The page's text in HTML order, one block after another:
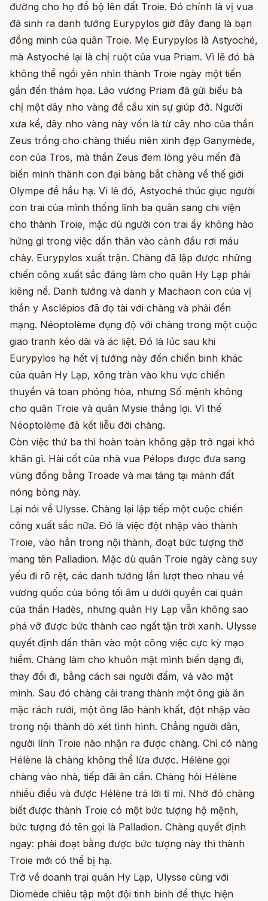
đường cho họ đổ bộ lên đất Troie. Đó chính là vị vua
đã sinh ra danh tướng Eurypylos giờ đây đang là bạn
đồng minh của quân Troie. Mẹ Eurypylos là Astyoché,
mà Astyoché lại là chị ruột của vua Priam. Vì lẽ đó bà
không thể ngồi yên nhìn thành Troie ngày một tiến
gần đến thảm họa. Lão vương Priam đã gửi biếu bà
chị một dây nho vàng để cầu xin sự giúp đỡ. Người
xưa kể, dây nho vàng này vốn là từ cây nho của thần
Zeus trồng cho chàng thiếu niên xinh đẹp Ganymède,
con của Tros, mà thần Zeus đem lòng yêu mến đã
biến mình thành con đại bàng bắt chàng về thế giới
Olympe để hầu hạ. Vì lẽ đó, Astyoché thúc giục người
con trai của mình thống lĩnh ba quân sang chi viện
cho thành Troie, mặc dù người con trai ấy không hào
hứng gì trong việc dấn thân vào cảnh đầu rơi máu
chảy. Eurypylos xuất trận. Chàng đã lập được những
chiến công xuất sắc đáng làm cho quân Hy Lạp phải
kiêng nể. Danh tướng và danh y Machaon con của vị
thần y Asclépios đã đọ tài với chàng và phải đền
mạng. Néoptolème đụng độ với chàng trong một cuộc
giao tranh kéo dài và ác liệt. Đó là lúc sau khi
Eurypylos hạ hết vị tướng này đến chiến binh khác
của quân Hy Lạp, xông tràn vào khu vực chiến
thuyền và toan phóng hỏa, nhưng Số mệnh không
cho quân Troie và quân Mysie thắng lợi. Vì thế
Néoptolème đã kết liễu đời chàng.
Còn việc thứ ba thì hoàn toàn không gặp trở ngại khó
khăn gì. Hài cốt của nhà vua Pélops được đưa sang
vùng đồng bằng Troade và mai táng tại mảnh đất
nóng bỏng này.
Lại nói về Ulysse. Chàng lại lập tiếp một cuộc chiến
công xuất sắc nữa. Đó là việc đột nhập vào thành
Troie, vào hẳn trong nội thành, đoạt bức tượng thờ
mang tên Palladion. Mặc dù quân Troie ngày càng suy
yếu đi rõ rệt, các danh tướng lần lượt theo nhau về
vương quốc của bóng tối âm u dưới quyền cai quản
của thần Hadès, nhưng quân Hy Lạp vẫn không sao
phá vỡ được bức thành cao ngất tận trời xanh. Ulysse
quyết định dấn thân vào một công việc cực kỳ mạo
hiểm. Chàng làm cho khuôn mặt mình biến dạng đi,
thay đổi đi, bằng cách sai người đấm, vả vào mặt
mình. Sau đó chàng cải trang thành một ông già ăn
mặc rách rưới, một ông lão hành khất, đột nhập vào
trong nội thành dò xét tình hình. Chẳng người dân,
người lính Troie nào nhận ra được chàng. Chỉ có nàng
Hélène là chàng không thể lừa được. Hélène gọi
chàng vào nhà, tiếp đãi ân cần. Chàng hỏi Hélène
nhiều điều và được Hélène trả lời tỉ mỉ. Nhờ đó chàng
biết được thành Troie có một bức tượng hộ mệnh,
bức tượng đó tên gọi là Palladion. Chàng quyết định
ngay: phải đoạt bằng được bức tượng này thì thành
Troie mới có thể bị hạ.
Trở về doanh trại quân Hy Lạp, Ulysse cùng với
Diomède chiêu tập một đội tinh binh để thực hiện